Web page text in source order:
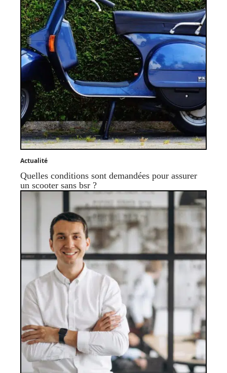
Actualité
Quelles conditions sont demandées pour assurer
un scooter sans bsr ?